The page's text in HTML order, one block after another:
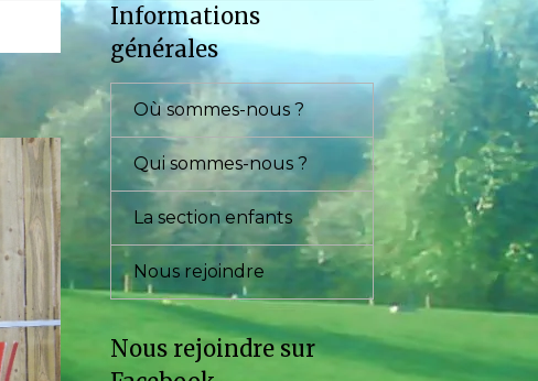
Informations
générales
Où sommes-nous ?
Qui sommes-nous ?
La section enfants
Nous rejoindre
Nous rejoindre sur